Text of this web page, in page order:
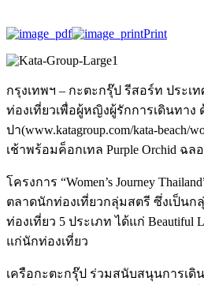
Print
กรุงเทพฯ – กะตะกรุ๊ป รีสอร์ท ประเ
ท่องเที่ยวเพื่อผู้หญิงผู้รักการเดินทาง
ปา(www.katagroup.com/kata-
เช้าพร้อมค็อกเทล Purple Orchid ฉ
โครงการ “Women’s Journey
ตลาดนักท่องเที่ยวกลุ่มสตรี ซึ่งเป็น
ท่องเที่ยว 5 ประเภท ได้แก่ Beautiful
แก่นักท่องเที่ยว
เครือกะตะกรุ๊ป ร่วมสนับสนุนการเดิ